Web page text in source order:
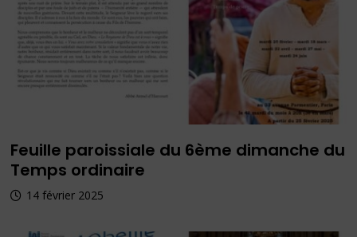
Feuille paroissiale du 6ème dimanche du
Temps ordinaire
14 février 2025